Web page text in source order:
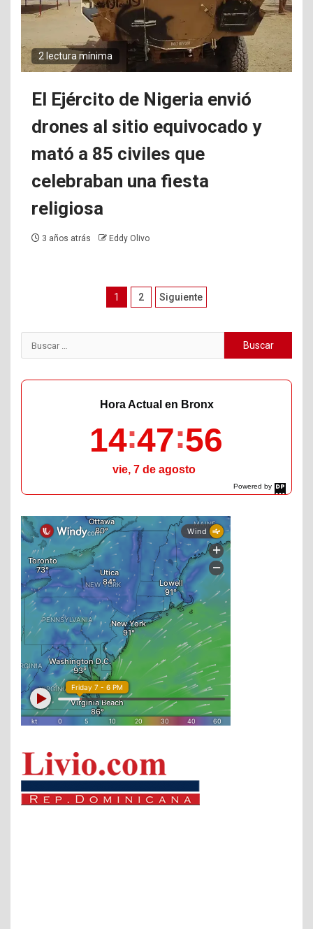
2 lectura mínima
El Ejército de Nigeria envió
drones al sitio equivocado y
mató a 85 civiles que
celebraban una fiesta
religiosa
3 años atrás Eddy Olivo
Paginación
1 2 Siguiente
Buscar:
Powered by
DaysPedia.com
Hora Actual en Bronx
14 47 57
vie, 7 de agosto